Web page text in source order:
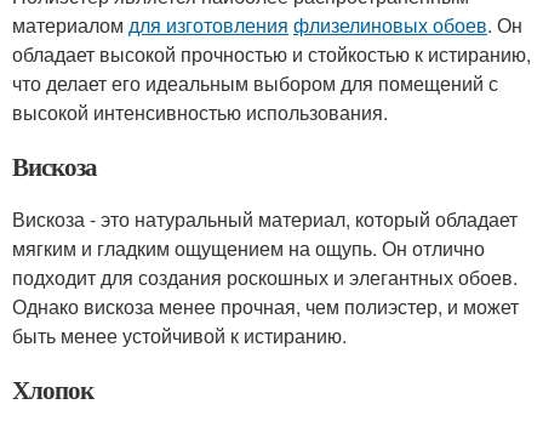
материалом для изготовления флизелиновых обоев. Он
обладает высокой прочностью и стойкостью к истиранию,
что делает его идеальным выбором для помещений с
высокой интенсивностью использования.
Вискоза
Вискоза - это натуральный материал, который обладает
мягким и гладким ощущением на ощупь. Он отлично
подходит для создания роскошных и элегантных обоев.
Однако вискоза менее прочная, чем полиэстер, и может
быть менее устойчивой к истиранию.
Хлопок